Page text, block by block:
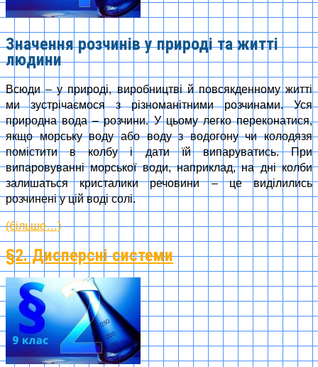
Значення розчинів у природі та житті
людини
Всюди – у природі, виробництві й повсякденному житті
ми зустрічаємося з різноманітними розчинами. Уся
природна вода – розчини. У цьому легко переконатися,
якщо морську воду або воду з водогону чи колодязя
помістити в колбу і дати їй випаруватись. При
випаровуванні морської води, наприклад, на дні колби
залишаться кристалики речовини – це виділились
розчинені у цій воді солі.
(більше…)
§2. Дисперсні системи